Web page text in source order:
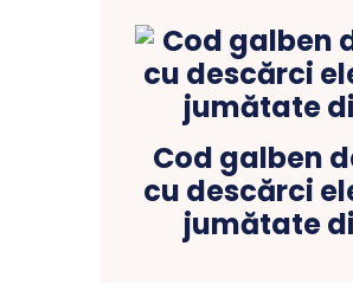
Cod galben
cu descărci
jumătate